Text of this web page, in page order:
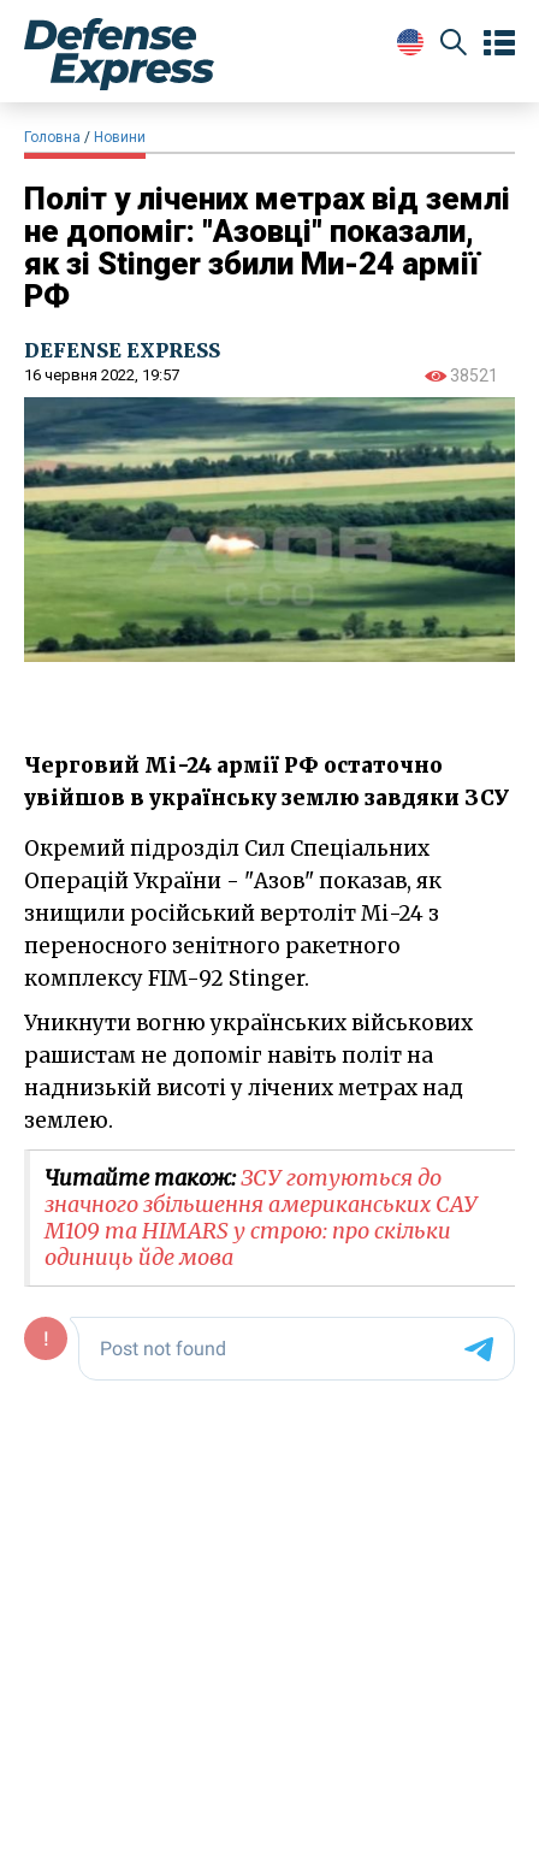
Головна Новини
Політ у лічених метрах від землі
не допоміг: "Азовці" показали,
як зі Stinger збили Ми-24 армії
РФ
DEFENSE EXPRESS
16 червня 2022, 19:57 38521
Черговий Мі-24 армії РФ остаточно
увійшов в українську землю завдяки ЗСУ
Окремий підрозділ Сил Спеціальних
Операцій України - "Азов" показав, як
знищили російський вертоліт Мі-24 з
переносного зенітного ракетного
комплексу FIM-92 Stinger.
Уникнути вогню українських військових
рашистам не допоміг навіть політ на
наднизькій висоті у лічених метрах над
землею.
Читайте також:ЗСУ готуються до
значного збільшення американських САУ
M109 та HIMARS у строю: про скільки
одиниць йде мова